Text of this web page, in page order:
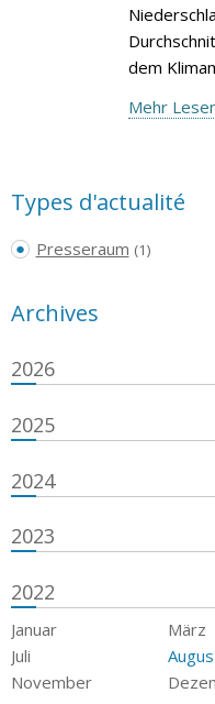
dem
Mehr
Types d'actualité
Presseraum (1)
Archives
2026
2025
2024
2023
2022
Januar März
Juli
November